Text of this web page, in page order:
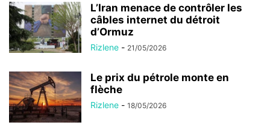
L’Iran menace de contrôler les
câbles internet du détroit
d’Ormuz
Rizlene - 21/05/2026
Le prix du pétrole monte en
flèche
Rizlene - 18/05/2026